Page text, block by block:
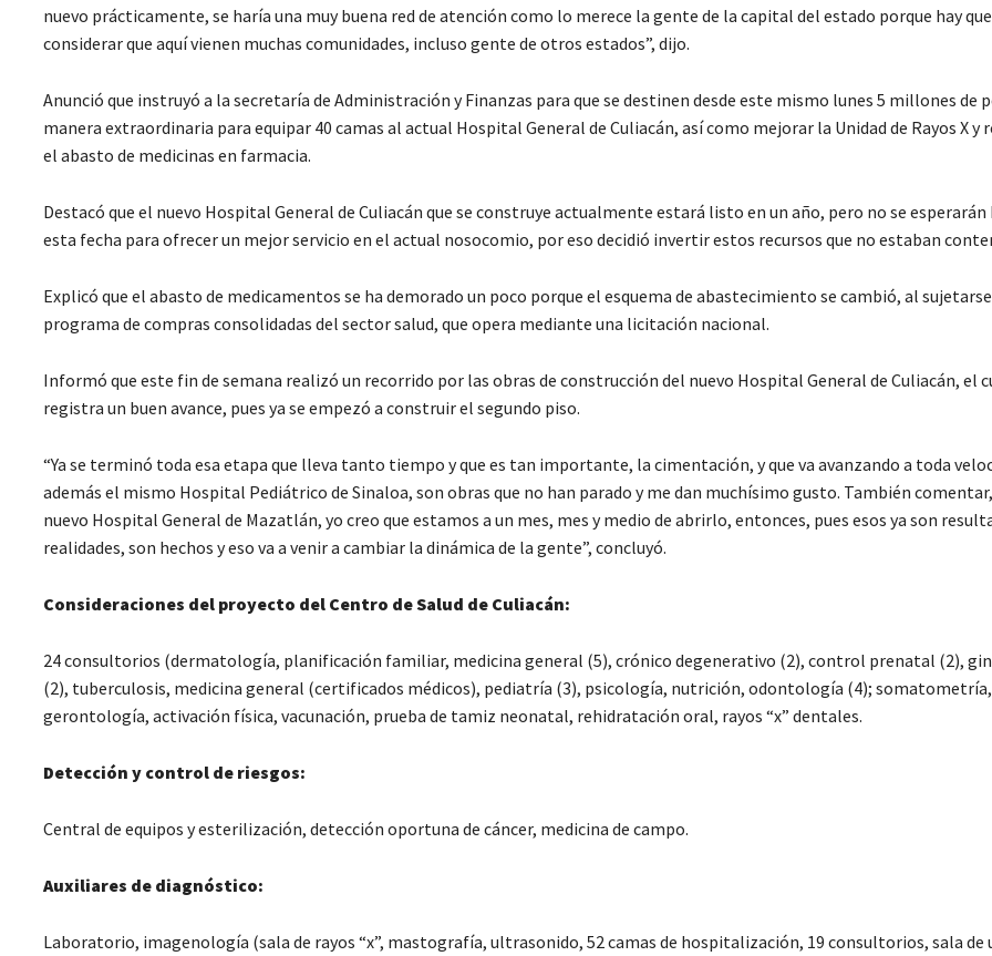
nuevo prácticamente, se haría una muy buena red de atención como lo merece la gente de la capital del estado porque hay que
considerar que aquí vienen muchas comunidades, incluso gente de otros estados”, dijo.
Anunció que instruyó a la secretaría de Administración y Finanzas para que se destinen desde este mismo lunes 5 millones de
manera extraordinaria para equipar 40 camas al actual Hospital General de Culiacán, así como mejorar la Unidad de Rayos X y
el abasto de medicinas en farmacia.
Destacó que el nuevo Hospital General de Culiacán que se construye actualmente estará listo en un año, pero no se esperarán
esta fecha para ofrecer un mejor servicio en el actual nosocomio, por eso decidió invertir estos recursos que no estaban
Explicó que el abasto de medicamentos se ha demorado un poco porque el esquema de abastecimiento se cambió, al
programa de compras consolidadas del sector salud, que opera mediante una licitación nacional.
Informó que este fin de semana realizó un recorrido por las obras de construcción del nuevo Hospital General de Culiacán, el
registra un buen avance, pues ya se empezó a construir el segundo piso.
“Ya se terminó toda esa etapa que lleva tanto tiempo y que es tan importante, la cimentación, y que va avanzando a toda
además el mismo Hospital Pediátrico de Sinaloa, son obras que no han parado y me dan muchísimo gusto. También
nuevo Hospital General de Mazatlán, yo creo que estamos a un mes, mes y medio de abrirlo, entonces, pues esos ya son
realidades, son hechos y eso va a venir a cambiar la dinámica de la gente”, concluyó.
Consideraciones del proyecto del Centro de Salud de Culiacán:
24 consultorios (dermatología, planificación familiar, medicina general (5), crónico degenerativo (2), control prenatal (2),
(2), tuberculosis, medicina general (certificados médicos), pediatría (3), psicología, nutrición, odontología (4); somatometría,
gerontología, activación física, vacunación, prueba de tamiz neonatal, rehidratación oral, rayos “x” dentales.
Detección y control de riesgos:
Central de equipos y esterilización, detección oportuna de cáncer, medicina de campo.
Auxiliares de diagnóstico:
Laboratorio, imagenología (sala de rayos “x”, mastografía, ultrasonido, 52 camas de hospitalización, 19 consultorios, sala de